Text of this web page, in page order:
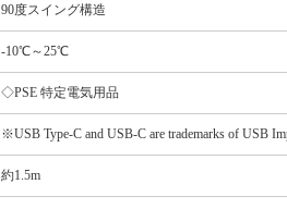
90度スイング構造
-10℃～25℃
◇PSE 特定電気用品
※USB Type-C and USB-C are trademarks of USB
約1.5m